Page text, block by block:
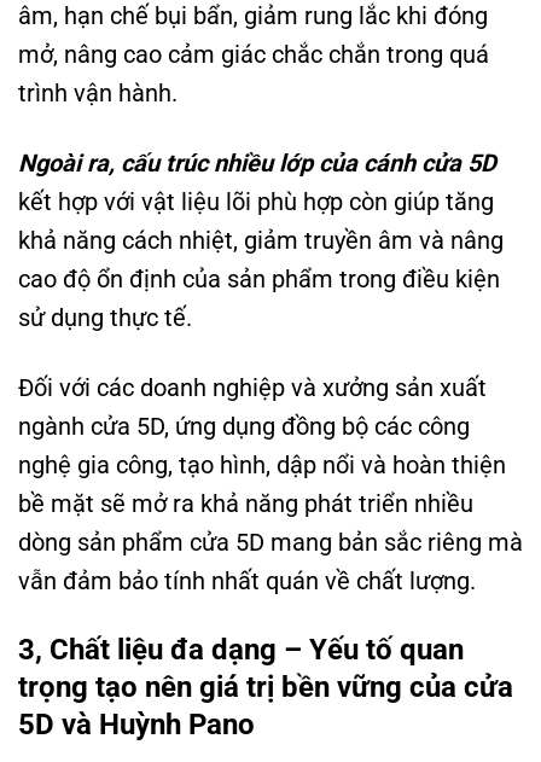
âm, hạn chế bụi bẩn, giảm rung lắc khi đóng
mở, nâng cao cảm giác chắc chắn trong quá
trình vận hành.
Ngoài ra, cấu trúc nhiều lớp của cánh cửa 5D
kết hợp với vật liệu lõi phù hợp còn giúp tăng
khả năng cách nhiệt, giảm truyền âm và nâng
cao độ ổn định của sản phẩm trong điều kiện
sử dụng thực tế.
Đối với các doanh nghiệp và xưởng sản xuất
ngành cửa 5D, ứng dụng đồng bộ các công
nghệ gia công, tạo hình, dập nổi và hoàn thiện
bề mặt sẽ mở ra khả năng phát triển nhiều
dòng sản phẩm cửa 5D mang bản sắc riêng mà
vẫn đảm bảo tính nhất quán về chất lượng.
3, Chất liệu đa dạng – Yếu tố quan
trọng tạo nên giá trị bền vững của cửa
5D và Huỳnh Pano